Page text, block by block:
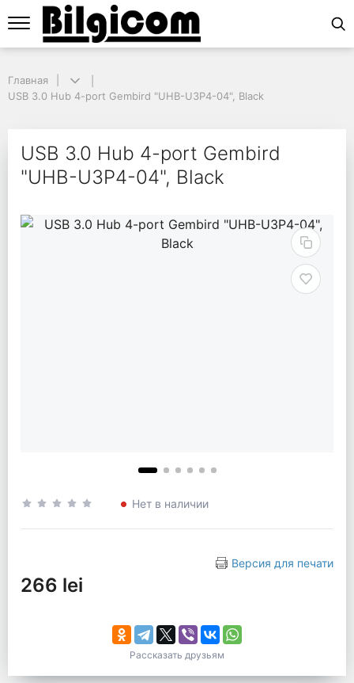
USB 3.0 Hub 4-port Gembird "UHB-U3P4-04", Black
USB 3.0 Hub 4-port
Главная
USB 3.0 Hub 4-port Gembird "UHB-U3P4-04", Black
USB 3.0 Hub 4-port Gembird
"UHB-U3P4-04", Black
Нет в наличии
Версия для печати
266 lei
Рассказать друзьям